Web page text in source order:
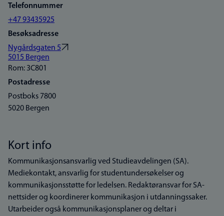
Telefonnummer
+47 93435925
Besøksadresse
Nygårdsgaten 5
5015 Bergen
Rom: 3C801
Postadresse
Postboks 7800
5020 Bergen
Kort info
Kommunikasjonsansvarlig ved Studieavdelingen (SA).
Mediekontakt, ansvarlig for studentundersøkelser og
kommunikasjonsstøtte for ledelsen. Redaktøransvar for SA-
nettsider og koordinerer kommunikasjon i utdanningssaker.
Utarbeider også kommunikasjonsplaner og deltar i